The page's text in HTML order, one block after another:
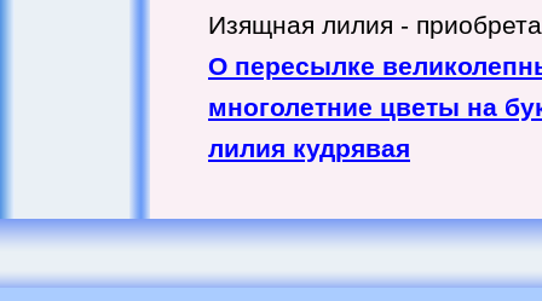
Изящная лилия -
О пересылке
многолетние цветы на
лилия кудрявая